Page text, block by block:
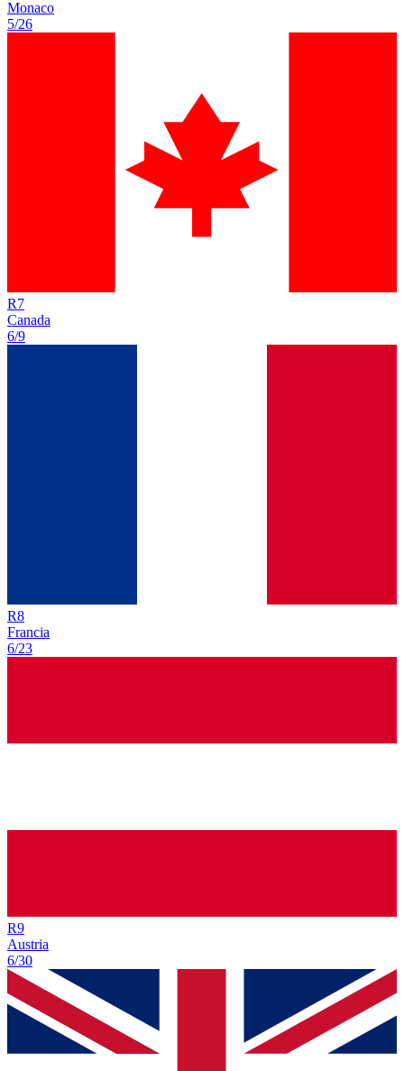
Monaco
5/26
R7
Canada
6/9
R8
Francia
6/23
R9
Austria
6/30